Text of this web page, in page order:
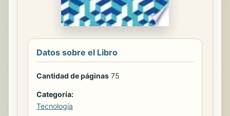
Datos sobre el Libro
Cantidad de páginas 75
Categoría:
Tecnología